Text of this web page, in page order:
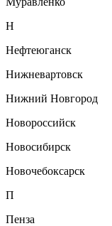
Н
Нефтеюганск
Нижневартовск
Нижний Новгород
Новороссийск
Новосибирск
Новочебоксарск
П
Пенза